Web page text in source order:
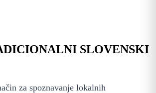
SLOVENSKI
za spoznavanje lokalnih